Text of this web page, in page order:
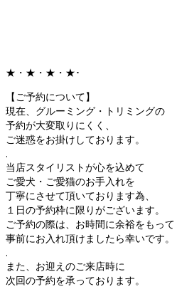
★・★・★・★･
【ご予約について】
現在、グルーミング・トリミングの
予約が大変取りにくく、
ご迷惑をお掛けしております。
.
当店スタイリストが心を込めて
ご愛犬・ご愛猫のお手入れを
丁寧にさせて頂いております為、
１日の予約枠に限りがございます。
ご予約の際は、お時間に余裕をもって
事前にお入れ頂けましたら幸いです。
.
また、お迎えのご来店時に
次回の予約を承っております。